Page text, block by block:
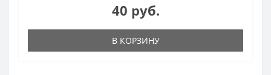
40 руб.
В КОРЗИНУ